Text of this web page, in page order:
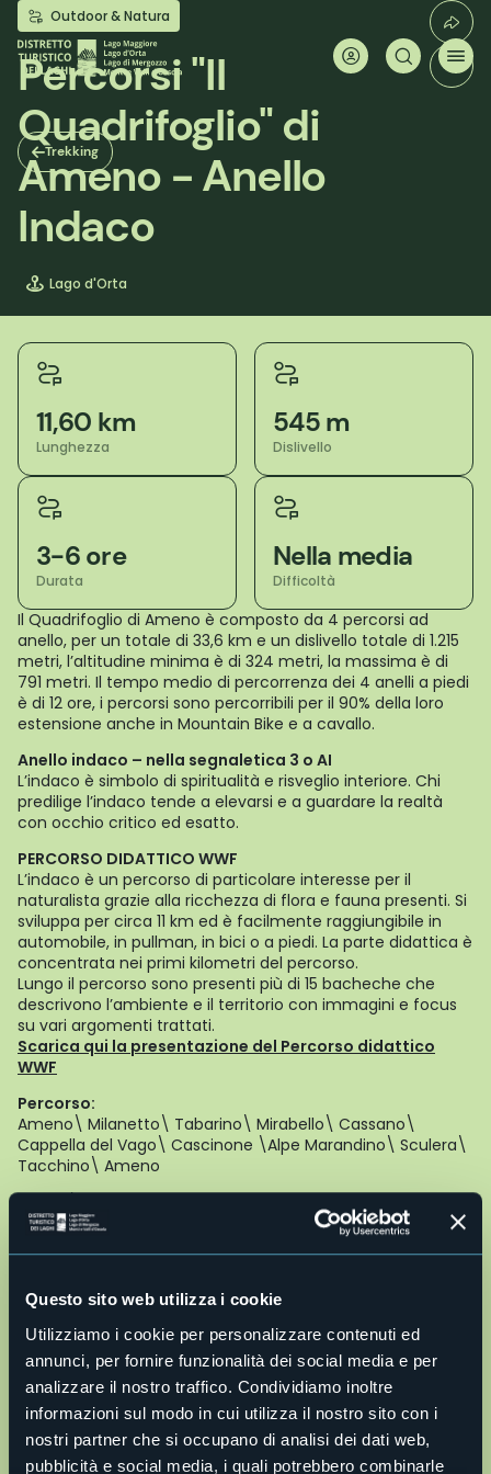
Questo sito web utilizza i cookie
Utilizziamo i cookie per personalizzare contenuti ed
annunci, per fornire funzionalità dei social media e per
analizzare il nostro traffico. Condividiamo inoltre
informazioni sul modo in cui utilizza il nostro sito con i
nostri partner che si occupano di analisi dei dati web,
pubblicità e social media, i quali potrebbero combinarle
Salta
contenuto
principale
Trekking
Outdoor & Natura
Percorsi "Il
Quadrifoglio" di
Ameno - Anello
Indaco
Lago d'Orta
11,60 km
Lunghezza
545 m
Dislivello
3-6 ore
Durata
Nella media
Difficoltà
Il Quadrifoglio di Ameno è composto da 4 percorsi ad
anello, per un totale di 33,6 km e un dislivello totale di 1.215
metri, l’altitudine minima è di 324 metri, la massima è di
791 metri. Il tempo medio di percorrenza dei 4 anelli a piedi
è di 12 ore, i percorsi sono percorribili per il 90% della loro
estensione anche in Mountain Bike e a cavallo.
Anello indaco – nella segnaletica 3 o AI
L’indaco è simbolo di spiritualità e risveglio interiore. Chi
predilige l’indaco tende a elevarsi e a guardare la realtà
con occhio critico ed esatto.
PERCORSO DIDATTICO WWF
L’indaco è un percorso di particolare interesse per il
naturalista grazie alla ricchezza di flora e fauna presenti. Si
sviluppa per circa 11 km ed è facilmente raggiungibile in
automobile, in pullman, in bici o a piedi. La parte didattica è
concentrata nei primi kilometri del percorso.
Lungo il percorso sono presenti più di 15 bacheche che
descrivono l’ambiente e il territorio con immagini e focus
su vari argomenti trattati.
Scarica qui la presentazione del Percorso didattico
WWF
Percorso:
Ameno\ Milanetto\ Tabarino\ Mirabello\ Cassano\
Cappella del Vago\ Cascinone \Alpe Marandino\ Sculera\
Tacchino\ Ameno
545 m dislivello salita\791 m altezza massima
Percorribilità in MTB 90%
della boscosa montagna di Ameno e delle sue antiche
cascine. Lasciato alle spalle il centro storico si passano le
frazioni Milanetto, Tabarino, Mirabello e Cassano, che è un
balcone su Ameno, il Lago d’Orta e il Monte Rosa. Poco più
in alto si sosta alla Cappella del Vago. Continuando a
camminare nei fitti boschi si arriva ai resti dell’Alpe
Cascinone, dove si ammirano tre faggi secolari, e quindi al